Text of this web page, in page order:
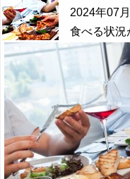
2024年07
食べる状況